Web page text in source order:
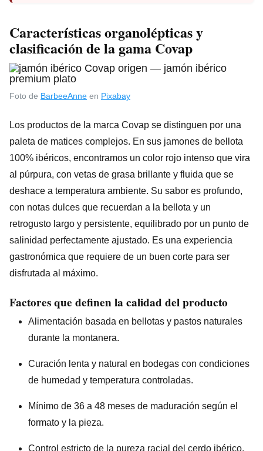
Características organolépticas y
clasificación de la gama Covap
Foto de BarbeeAnne en Pixabay
Los productos de la marca Covap se distinguen por una
paleta de matices complejos. En sus jamones de bellota
100% ibéricos, encontramos un color rojo intenso que vira
al púrpura, con vetas de grasa brillante y fluida que se
deshace a temperatura ambiente. Su sabor es profundo,
con notas dulces que recuerdan a la bellota y un
retrogusto largo y persistente, equilibrado por un punto de
salinidad perfectamente ajustado. Es una experiencia
gastronómica que requiere de un buen corte para ser
disfrutada al máximo.
Factores que definen la calidad del producto
Alimentación basada en bellotas y pastos naturales
durante la montanera.
Curación lenta y natural en bodegas con condiciones
de humedad y temperatura controladas.
Mínimo de 36 a 48 meses de maduración según el
formato y la pieza.
Control estricto de la pureza racial del cerdo ibérico.